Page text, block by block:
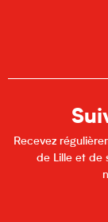
Recevez
de Lille et de